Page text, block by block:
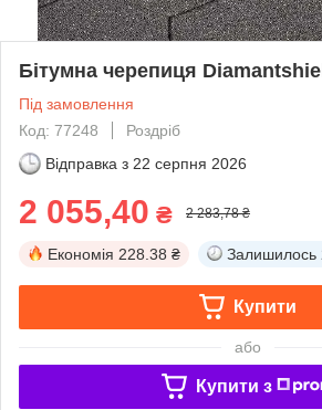
Бітумна черепиця
Під замовлення
Код: 77248
Роздріб
Відправка з 22 серпня 2026
2 055,40 ₴ 2 283,78 ₴
Економія 228.38 ₴ Залишилось
Купити
або
Купити з